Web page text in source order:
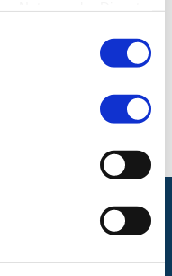
nuernberg.de